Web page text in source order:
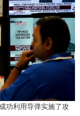
功利用导弹实施了攻